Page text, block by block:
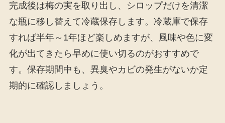
完成後は梅の実を取り出し、シロップだけを清潔
な瓶に移し替えて冷蔵保存します。冷蔵庫で保存
すれば半年～1年ほど楽しめますが、風味や色に変
化が出てきたら早めに使い切るのがおすすめで
す。保存期間中も、異臭やカビの発生がないか定
期的に確認しましょう。